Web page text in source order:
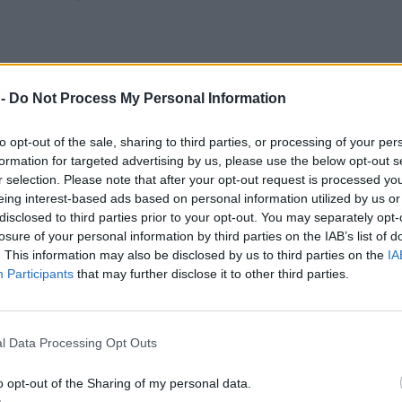
Do Not Process My Personal Information
opt-out of the sale, sharing to third parties, or processing of your
for targeted advertising by us, please use the below opt-out
selection. Please note that after your opt-out request is processed
interest-based ads based on personal information utilized by us
to third parties prior to your opt-out. You may separately
of your personal information by third parties on the IAB’s list of
This information may also be disclosed by us to third parties on the
Participants that may further disclose it to other third parties.
Data Processing Opt Outs
opt-out of the Sharing of my personal data.
που φέτος έχει δεχτεί πολλές βροχές
του Λεπετύμνου, όπου οι βροχοπτώσεις
Μάιο 57,6 χιλιοστά ή 2,27 ίντσες νερού. Η
του Λεπετύμνου φαίνεται να συμβάλλουν
διαφοροποίηση.
οι πολύ περιορισμένες βροχοπτώσεις στα
περιοχή του Πολιχνίτου.
οι μετρήσεις βροχόπτωσης για τον Μάιο